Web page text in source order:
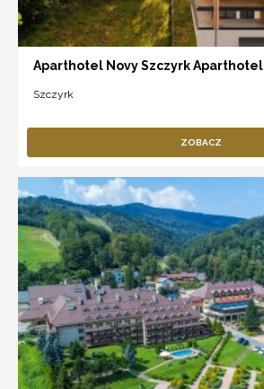
Aparthotel Novy Szczyrk Aparthotel
Szczyrk
ZOBACZ